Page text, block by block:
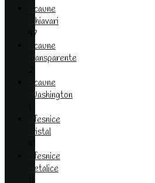
Scaune
Chiavari
47
Scaune
transparente
Scaune
Washington
Sfesnice
cristal
Sfesnice
metalice